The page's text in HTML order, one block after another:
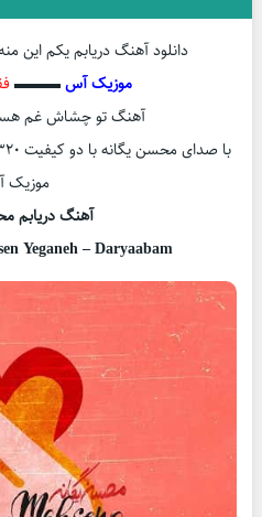
دانلود آهنگ دریابم یکم این
موزیک آس▬▬▬
آهنگ تو چشاش غم
موزیک
آهنگ دریابم
Yeganeh – Daryaabam